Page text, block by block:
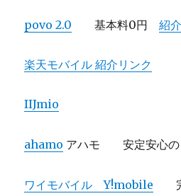
povo 2.0 基本料0円紹
楽天モバイル 紹介リンク
IIJmio
ahamo アハモ 安定安心の
ワイモバイル Y!mobile 完